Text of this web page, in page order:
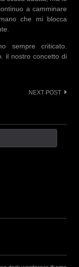
a camminare
che mi blocca
sempre criticato.
il nostro concetto di
NEXT POST